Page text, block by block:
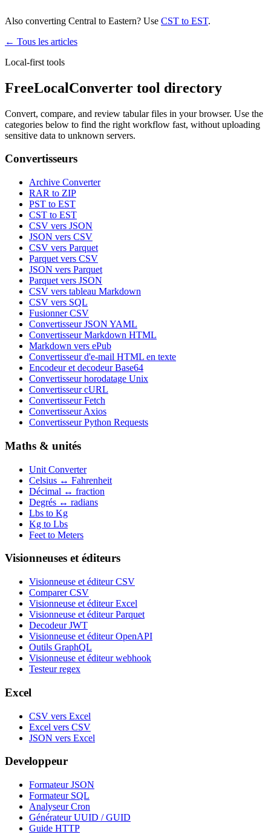
Also converting Central to Eastern? Use CST to EST.
← Tous les articles
Local-first tools
FreeLocalConverter tool directory
Convert, compare, and review tabular files in your browser. Use the
categories below to find the right workflow fast, without uploading
sensitive data to unknown servers.
Convertisseurs
Archive Converter
RAR to ZIP
PST to EST
CST to EST
CSV vers JSON
JSON vers CSV
CSV vers Parquet
Parquet vers CSV
JSON vers Parquet
Parquet vers JSON
CSV vers tableau Markdown
CSV vers SQL
Fusionner CSV
Convertisseur JSON YAML
Convertisseur Markdown HTML
Markdown vers ePub
Convertisseur d'e-mail HTML en texte
Encodeur et decodeur Base64
Convertisseur horodatage Unix
Convertisseur cURL
Convertisseur Fetch
Convertisseur Axios
Convertisseur Python Requests
Maths & unités
Unit Converter
Celsius ↔ Fahrenheit
Décimal ↔ fraction
Degrés ↔ radians
Lbs to Kg
Kg to Lbs
Feet to Meters
Visionneuses et éditeurs
Visionneuse et éditeur CSV
Comparer CSV
Visionneuse et éditeur Excel
Visionneuse et éditeur Parquet
Decodeur JWT
Visionneuse et éditeur OpenAPI
Outils GraphQL
Visionneuse et éditeur webhook
Testeur regex
Excel
CSV vers Excel
Excel vers CSV
JSON vers Excel
Developpeur
Formateur JSON
Formateur SQL
Analyseur Cron
Générateur UUID / GUID
Guide HTTP